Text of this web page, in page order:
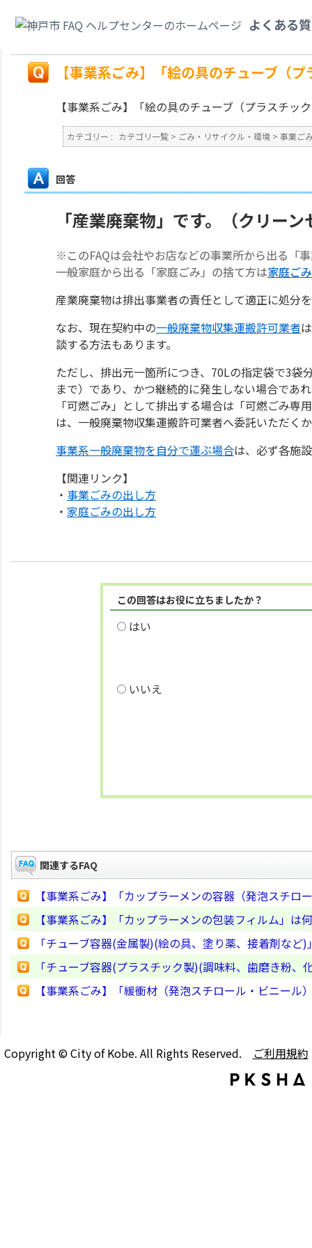
よくある
か？
【事業系ごみ】「絵の具のチューブ（
【事業系ごみ】「絵の具のチューブ（プラスチッ
カテゴリー : カテゴリ一覧 > ごみ・リサイクル・環境 > 事業ご
回答
「産業廃棄物」です。（クリー
※このFAQは会社やお店などの事業所から出る「
一般家庭から出る「家庭ごみ」の捨て方は家庭ご
産業廃棄物は排出事業者の責任として適正に処分
なお、現在契約中の一般廃棄物収集運搬許可業者
談する方法もあります。
ただし、排出元一箇所につき、70Lの指定袋で3
まで）であり、かつ継続的に発生しない場合であ
「可燃ごみ」として排出する場合は「可燃ごみ
は、一般廃棄物収集運搬許可業者へ委託いただく
事業系一般廃棄物を自分で運ぶ場合は、必ず各施
【関連リンク】
・ 事業ごみの出し方
・ 家庭ごみの出し方
この回答はお役に立ちましたか？
はい
いいえ
関連するFAQ
【事業系ごみ】「カップラーメンの容器（発泡スチ
【事業系ごみ】「カップラーメンの包装フィルム」は
「チューブ容器(金属製)(絵の具、塗り薬、接着剤な
「チューブ容器(プラスチック製)(調味料、歯磨き粉
【事業系ごみ】「緩衝材（発泡スチロール・ビニー
Copyright © City of Kobe. All Rights Reserved. ご利用規約